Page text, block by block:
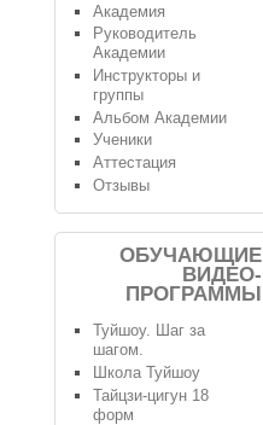
Академия
Руководитель
Академии
Инструкторы и
группы
Альбом Академии
Ученики
Аттестация
Отзывы
ОБУЧАЮЩИЕ
ВИДЕО-
ПРОГРАММЫ
Туйшоу. Шаг за
шагом.
Школа Туйшоу
Тайцзи-цигун 18
форм